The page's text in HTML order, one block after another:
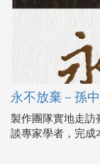
永不放棄－孫
製作團隊實地走訪
談專家學者，完成